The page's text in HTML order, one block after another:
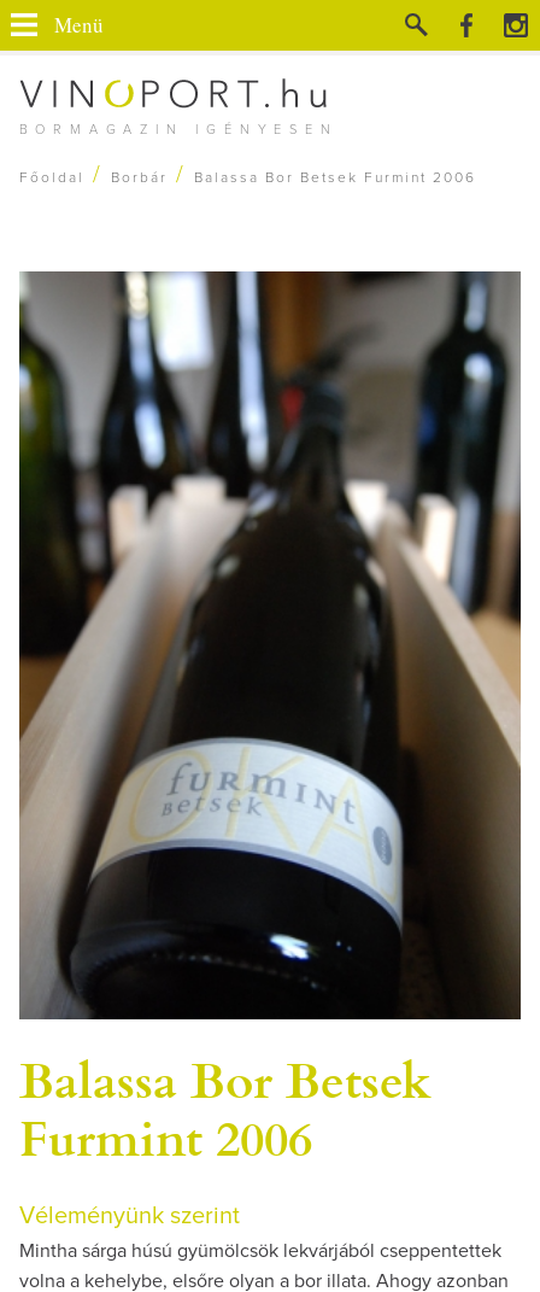
BORMAGAZIN IGÉNYESEN
Menü
Főoldal / Borbár / Balassa Bor Betsek Furmint 2006
Balassa Bor Betsek
Furmint 2006
Véleményünk szerint
Mintha sárga húsú gyümölcsök lekvárjából cseppentettek
volna a kehelybe, elsőre olyan a bor illata. Ahogy azonban